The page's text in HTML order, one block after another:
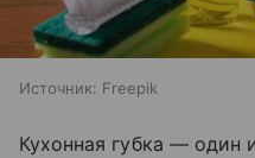
Источник: Freepik
Кухонная губка — один